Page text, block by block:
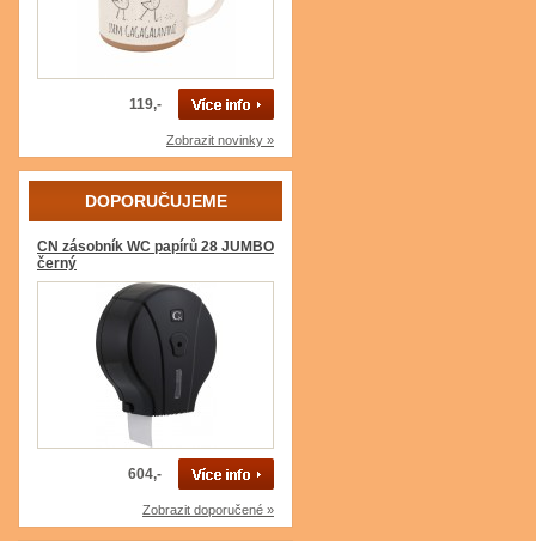
119,-
Zobrazit novinky »
DOPORUČUJEME
CN zásobník WC papírů 28 JUMBO
černý
604,-
Zobrazit doporučené »